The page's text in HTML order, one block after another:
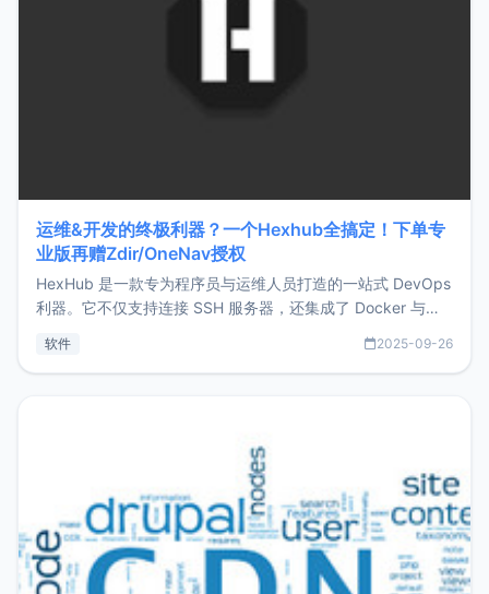
运维&开发的终极利器？一个Hexhub全搞定！下单专
业版再赠Zdir/OneNav授权
HexHub 是一款专为程序员与运维人员打造的一站式 DevOps
利器。它不仅支持连接 SSH 服务器，还集成了 Docker 与常
件间频繁切换，仅凭 HexHub 即可同时搞定运维与数据库操
软件 2025-09-26